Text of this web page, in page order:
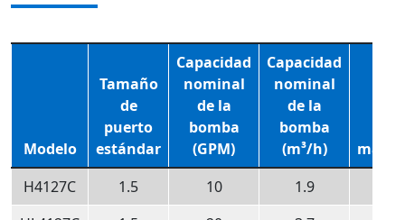
Modelo
Tamaño
de
puerto
estándar
Capacidad
nominal
de la
bomba
(GPM)
Capacidad
nominal
de la
bomba
(m³/h)
H4127C
1.5 10 1.9